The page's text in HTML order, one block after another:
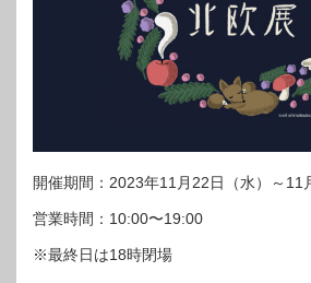
開催期間：2023年11月22日（水）～11
営業時間：10:00〜19:00
※最終日は18時閉場